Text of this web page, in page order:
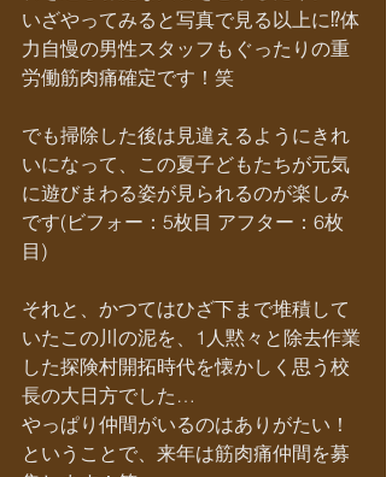
いざやってみると写真で見る以上に⁉︎体
力自慢の男性スタッフもぐったりの重
労働筋肉痛確定です！笑
でも掃除した後は見違えるようにきれ
いになって、この夏子どもたちが元気
に遊びまわる姿が見られるのが楽しみ
です(ビフォー：5枚目 アフター：6枚
目)
それと、かつてはひざ下まで堆積して
いたこの川の泥を、1人黙々と除去作業
した探険村開拓時代を懐かしく思う校
長の大日方でした…
やっぱり仲間がいるのはありがたい！
ということで、来年は筋肉痛仲間を募